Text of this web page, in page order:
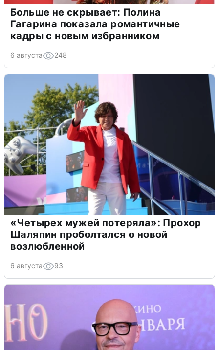
Больше не скрывает: Полина
Гагарина показала романтичные
кадры с новым избранником
6 августа 248
«Четырех мужей потеряла»: Прохор
Шаляпин проболтался о новой
возлюбленной
6 августа 93